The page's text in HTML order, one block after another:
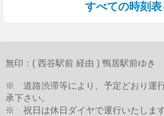
すべての時刻
無印：( 西谷駅前 経由 ) 鴨居駅前ゆき
※ 道路渋滞等により、予定どおり運
承下さい。
※ 祝日は休日ダイヤで運行いたします